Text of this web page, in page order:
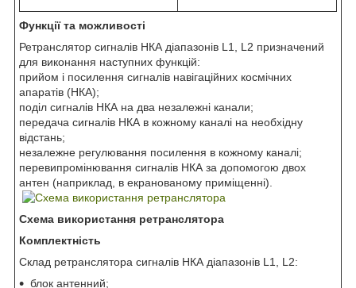
Функції та можливості
Ретранслятор сигналів НКА діапазонів L1, L2 призначений
для виконання наступних функцій:
прийом і посилення сигналів навігаційних космічних
апаратів (НКА);
поділ сигналів НКА на два незалежні канали;
передача сигналів НКА в кожному каналі на необхідну
відстань;
незалежне регулювання посилення в кожному каналі;
перевипромінювання сигналів НКА за допомогою двох
антен (наприклад, в екранованому приміщенні).
Схема використання ретранслятора
Комплектність
Склад ретранслятора сигналів НКА діапазонів L1, L2:
блок антенний;